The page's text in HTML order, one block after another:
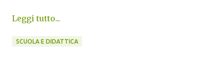
Leggi tutto...
SCUOLA E DIDATTICA